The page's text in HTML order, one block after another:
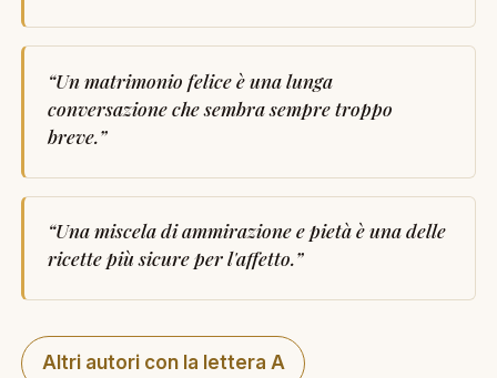
“Un matrimonio felice è una lunga
conversazione che sembra sempre troppo
breve.”
“Una miscela di ammirazione e pietà è una delle
ricette più sicure per l'affetto.”
Altri autori con la lettera A